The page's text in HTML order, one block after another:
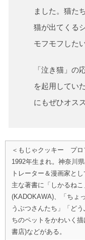
ました。猫た
猫が出てくる
モフモフした
「泣き猫」の
を起用してい
にもぜひオス
＜もじゃクッキー プロ
1992年生まれ。神奈川
トレーター＆漫画家とし
主な著書に「しかるね
(KADOKAWA)、「ちょ
うぶつさんたち」「ど
ちのペットをかわいく
書店)などがある。